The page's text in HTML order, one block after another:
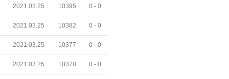
2021.03.25 10395 0 - 0
2021.03.25 10382 0 - 0
2021.03.25 10377 0 - 0
2021.03.25 10370 0 - 0